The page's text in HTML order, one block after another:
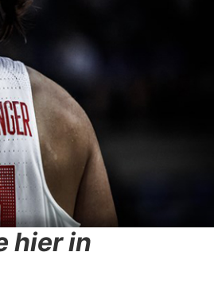
hier in